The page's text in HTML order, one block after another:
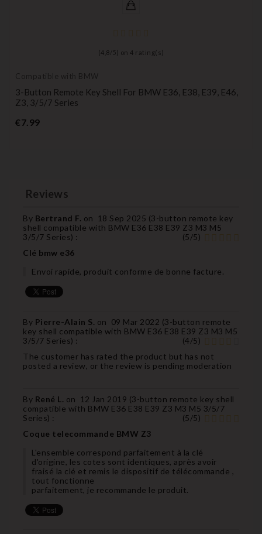
(4,8 / 5) on 4 rating(s)
Compatible with BMW
3-Button Remote Key Shell For BMW E36, E38, E39, E46,
Z3, 3/5/7 Series
€7.99Price
Reviews
By Bertrand F. on 18 Sep 2025 (3-button remote key
shell compatible with BMW E36 E38 E39 Z3 M3 M5
3/5/7 Series) : (5/5)
Clé bmw e36
Envoi rapide, produit conforme de bonne facture.
By Pierre-Alain S. on 09 Mar 2022 (3-button remote
key shell compatible with BMW E36 E38 E39 Z3 M3 M5
3/5/7 Series) : (4/5)
The customer has rated the product but has not
posted a review, or the review is pending moderation
By René L. on 12 Jan 2019 (3-button remote key shell
compatible with BMW E36 E38 E39 Z3 M3 M5 3/5/7
Series) : (5/5)
Coque telecommande BMW Z3
L'ensemble correspond parfaitement à la clé
d'origine, les cotes sont identiques, après avoir
fraisé la clé et remis le dispositif de télécommande ,
tout fonctionne
parfaitement, je recommande le produit.